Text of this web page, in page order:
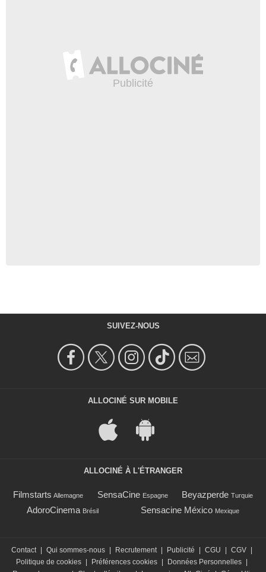
SUIVEZ-NOUS
ALLOCINÉ SUR MOBILE
ALLOCINÉ À L'ÉTRANGER
Filmstarts Allemagne SensaCine Espagne Beyazperde Turquie
AdoroCinema Brésil Sensacine México Mexique
Contact Qui sommes-nous Recrutement Publicité CGU CGV
Politique de cookies
Préférences cookies Données Personnelles